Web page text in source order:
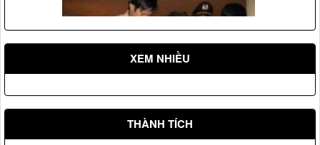
Vệ sỹ Võ Đường Ngọc Hòa bảo vệ Đ/c nguyên phó chủ
XEM NHIỀU
THÀNH TÍCH